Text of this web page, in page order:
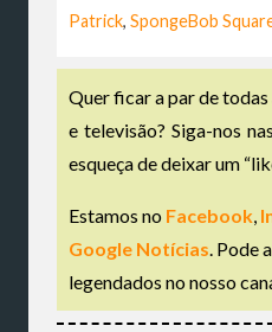
Patrick, SpongeBob
Quer ficar a par de
e televisão? Siga-nos
esqueça de deixar um
Estamos no Facebook,
Google Notícias. Pode
legendados no nosso